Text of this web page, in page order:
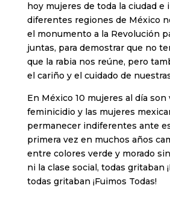
hoy mujeres de toda la ciudad e
diferentes regiones de México
el monumento a la Revolución
juntas, para demostrar que no
que la rabia nos reúne, pero
el cariño y el cuidado de
En México 10 mujeres al día son
feminicidio y las mujeres
permanecer indiferentes ante
primera vez en muchos años
entre colores verde y morado
ni la clase social, todas gritaban
todas gritaban ¡Fuimos Todas!